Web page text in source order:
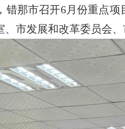
错那市召开6月份重点项
、市发展和改革委员会